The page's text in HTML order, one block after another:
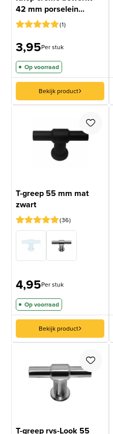
42 mm porselein...
5op 5
gebaseerd
op
klantbeoordeling
1
3,95Per stuk
Op voorraad
Bekijk product
T-greep 55 mm mat
zwart
Gewaardeerd
4.97op 5
gebaseerd
36
36
4,95Per stuk
Op voorraad
Bekijk product
T-greep rvs-Look 55